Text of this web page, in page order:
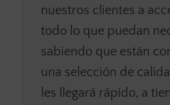
nuestros clientes a
todo lo que puedan
sabiendo que están
una selección de
les llegará rápido, a